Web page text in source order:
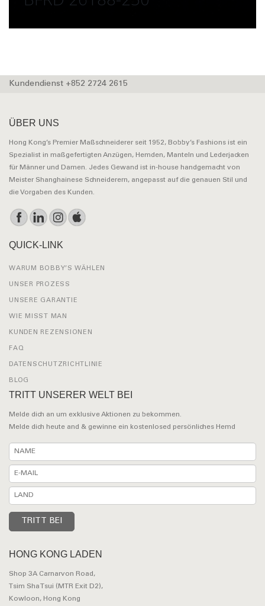
Kundendienst +852 2724 2615
ÜBER UNS
Hong Kong’s Premier Maßschneiderer seit 1952, Bobby’s Fashions ist ein
Spezialist in maßgefertigten Anzügen, Hemden, Manteln und Lederjacken
für Männer und Damen. Jedes Gewand ist in-house handgemacht von
Meister Shanghainese Schneiderern, angepasst auf die genauen Stil und
die Vorgaben des Kunden.
QUICK-LINK
WARUM BOBBY’S WÄHLEN
UNSER PROZESS
UNSERE GARANTIE
WIE MISST MAN
KUNDEN REZENSIONEN
FAQ
DATENSCHUTZRICHTLINIE
BLOG
TRITT UNSERER WELT BEI
Melde dich an um exklusive Aktionen zu bekommen.
Melde dich heute and & gewinne ein kostenlosed persönliches Hemd
HONG KONG LADEN
Shop 3A Carnarvon Road,
Tsim Sha Tsui (MTR Exit D2),
Kowloon, Hong Kong